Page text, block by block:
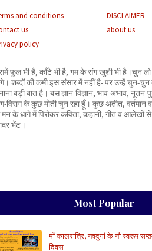
and conditions
DISCLAIMER
us
about us
policy
फूल भी है, काँटे भी है, गम के संग खुशी भी है।चुन
शब्दों की कमी इस संसार में नहीं है- पर उन्हें चुन-चुन
बड़ी बात है। बस ज्ञान-विज्ञान, भाव-अभाव, नूतन-
विराग के कुछ मोती चुन रहा हूँ। कुछ अतीत, वर्तमान व
के धागे में पिरोकर कविता, कहानी, गीत व आलेखों
भेंट।
Most Popular
माँ कालरात्रि, नवदुर्गा के नौ स्वरूप
दिवस